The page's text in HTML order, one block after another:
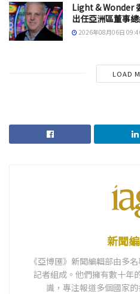
Light & Wonder
出任亞洲區董事
2026年08月06日
LOAD
新聞
《亞博匯》新聞編輯部由多
記者組成。他們擁有數十年
識，專注報道多個國家